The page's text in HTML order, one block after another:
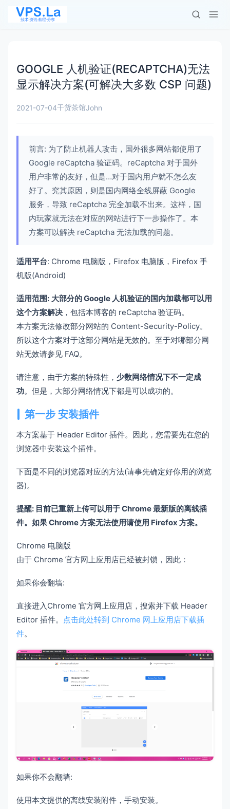
GOOGLE 人机验证(RECAPTCHA)无法
显示解决方案(可解决大多数 CSP 问题)
2021-07-04干货茶馆John
前言: 为了防止机器人攻击，国外很多网站都使用了
Google reCaptcha 验证码。reCaptcha 对于国外
用户非常的友好，但是…对于国内用户就不怎么友
好了。究其原因，则是国内网络全线屏蔽 Google
服务，导致 reCaptcha 完全加载不出来。这样，国
内玩家就无法在对应的网站进行下一步操作了。本
方案可以解决 reCaptcha 无法加载的问题。
适用平台: Chrome 电脑版，Firefox 电脑版，Firefox 手
机版(Android)
适用范围: 大部分的 Google 人机验证的国内加载都可以用
这个方案解决 ，包括本博客的 reCaptcha 验证码。
本方案无法修改部分网站的 Content-Security-Policy。
所以这个方案对于这部分网站是无效的。至于对哪部分网
站无效请参见 FAQ。
请注意，由于方案的特殊性， 少数网络情况下不一定成
功。但是，大部分网络情况下都是可以成功的。
第一步 安装插件
本方案基于 Header Editor 插件。因此，您需要先在您的
浏览器中安装这个插件。
下面是不同的浏览器对应的方法(请事先确定好你用的浏览
器)。
提醒: 目前已重新上传可以用于 Chrome 最新版的离线插
件。如果 Chrome 方案无法使用请使用 Firefox 方案。
Chrome 电脑版
由于 Chrome 官方网上应用店已经被封锁，因此：
如果你会翻墙:
直接进入Chrome 官方网上应用店，搜索并下载 Header
Editor 插件。
点击此处转到 Chrome 网上应用店下载插
件。
如果你不会翻墙:
使用本文提供的离线安装附件，手动安装。